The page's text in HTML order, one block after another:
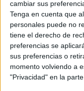
cambiar sus
Tenga en cuenta que
personales puede no
tiene el derecho de
preferencias se
sus preferencias o
momento volviendo a
"Privacidad" en la